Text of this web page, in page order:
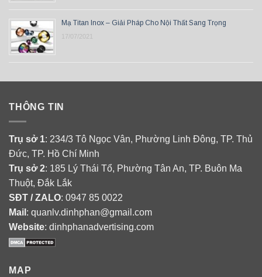
Mạ Titan Inox – Giải Pháp Cho Nội Thất Sang Trọng
17/07/2021
THÔNG TIN
Trụ sở 1: 234/3 Tô Ngọc Vân, Phường Linh Đông, TP. Thủ
Đức, TP. Hồ Chí Minh
Trụ sở 2: 185 Lý Thái Tổ, Phường Tân An, TP. Buôn Ma
Thuột, Đắk Lắk
SĐT / ZALO: 0947 85 0022
Mail : quanlv.dinhphan@gmail.com
Website: dinhphanadvertising.com
MAP